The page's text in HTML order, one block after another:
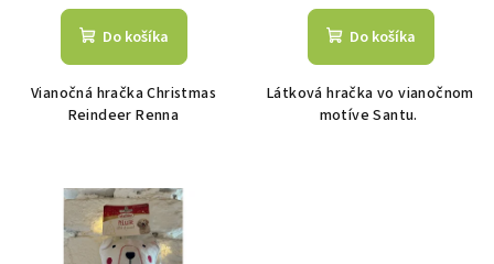
Do košíka
Vianočná hračka Christmas
Reindeer Renna
Do košíka
Látková hračka vo vianočnom
motíve Santu.